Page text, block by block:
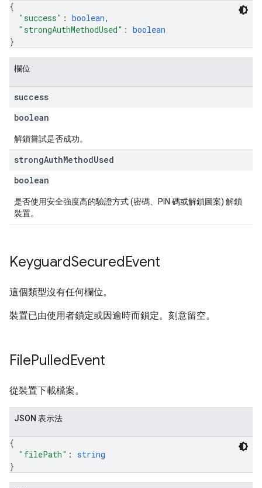
{
"success" : boolean,
"strongAuthMethodUsed" : boolean
}
欄位
success
boolean
解鎖嘗試是否成功。
strongAuthMethodUsed
boolean
是否使用安全強度高的驗證方式 (密碼、PIN 碼或解鎖圖案) 解鎖
裝置。
KeyguardSecuredEvent
這個類型沒有任何欄位。
裝置已由使用者鎖定或因逾時而鎖定。刻意留空。
FilePulledEvent
從裝置下載檔案。
JSON 表示法
{
"filePath" : string
}